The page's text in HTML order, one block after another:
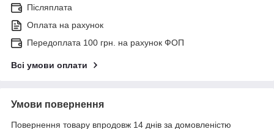
Післяплата
Оплата на рахунок
Передоплата 100 грн. на рахунок ФОП
Всі умови оплати
Умови повернення
Повернення товару впродовж 14 днів за домовленістю